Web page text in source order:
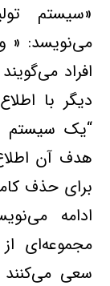
«سيستم
ديگر با
هدف آن
براي حذف
ادامه
مجموعه‌‌اي
سعي مي‌کنند